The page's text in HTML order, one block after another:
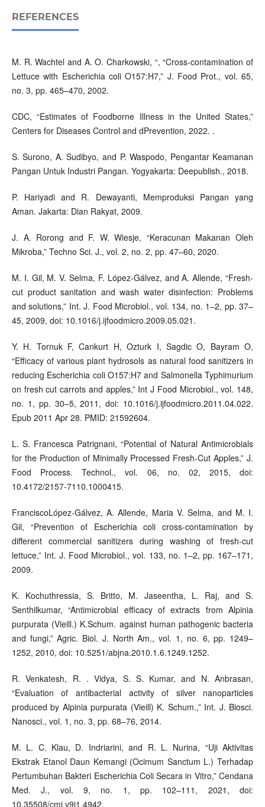
REFERENCES
M. R. Wachtel and A. O. Charkowski, “, “Cross-contamination of
Lettuce with Escherichia coli O157:H7,” J. Food Prot., vol. 65,
no. 3, pp. 465–470, 2002.
CDC, “Estimates of Foodborne Illness in the United States,”
Centers for Diseases Control and dPrevention, 2022. .
S. Surono, A. Sudibyo, and P. Waspodo, Pengantar Keamanan
Pangan Untuk Industri Pangan. Yogyakarta: Deepublish., 2018.
P. Hariyadi and R. Dewayanti, Memproduksi Pangan yang
Aman. Jakarta: Dian Rakyat, 2009.
J. A. Rorong and F. W. Wiesje, “Keracunan Makanan Oleh
Mikroba,” Techno Sci. J., vol. 2, no. 2, pp. 47–60, 2020.
M. I. Gil, M. V. Selma, F. López-Gálvez, and A. Allende, “Fresh-
cut product sanitation and wash water disinfection: Problems
and solutions,” Int. J. Food Microbiol., vol. 134, no. 1–2, pp. 37–
45, 2009, doi: 10.1016/j.ijfoodmicro.2009.05.021.
Y. H. Tornuk F, Cankurt H, Ozturk I, Sagdic O, Bayram O,
“Efficacy of various plant hydrosols as natural food sanitizers in
reducing Escherichia coli O157:H7 and Salmonella Typhimurium
on fresh cut carrots and apples,” Int J Food Microbiol., vol. 148,
no. 1, pp. 30–5, 2011, doi: 10.1016/j.ijfoodmicro.2011.04.022.
Epub 2011 Apr 28. PMID: 21592604.
L. S. Francesca Patrignani, “Potential of Natural Antimicrobials
for the Production of Minimally Processed Fresh-Cut Apples,” J.
Food Process. Technol., vol. 06, no. 02, 2015, doi:
10.4172/2157-7110.1000415.
FranciscoLópez-Gálvez, A. Allende, Maria V. Selma, and M. I.
Gil, “Prevention of Escherichia coli cross-contamination by
different commercial sanitizers during washing of fresh-cut
lettuce,” Int. J. Food Microbiol., vol. 133, no. 1–2, pp. 167–171,
2009.
K. Kochuthressia, S. Britto, M. Jaseentha, L. Raj, and S.
Senthilkumar, “Antimicrobial efficacy of extracts from Alpinia
purpurata (Vieill.) K.Schum. against human pathogenic bacteria
and fungi,” Agric. Biol. J. North Am., vol. 1, no. 6, pp. 1249–
1252, 2010, doi: 10.5251/abjna.2010.1.6.1249.1252.
R. Venkatesh, R. . Vidya, S. S. Kumar, and N. Anbrasan,
“Evaluation of antibacterial activity of silver nanoparticles
produced by Alpinia purpurata (Vieill) K. Schum.,” Int. J. Biosci.
Nanosci., vol. 1, no. 3, pp. 68–76, 2014.
M. L. C. Klau, D. Indriarini, and R. L. Nurina, “Uji Aktivitas
Ekstrak Etanol Daun Kemangi (Ocimum Sanctum L.) Terhadap
Pertumbuhan Bakteri Escherichia Coli Secara in Vitro,” Cendana
Med. J., vol. 9, no. 1, pp. 102–111, 2021, doi:
10.35508/cmj.v9i1.4942.